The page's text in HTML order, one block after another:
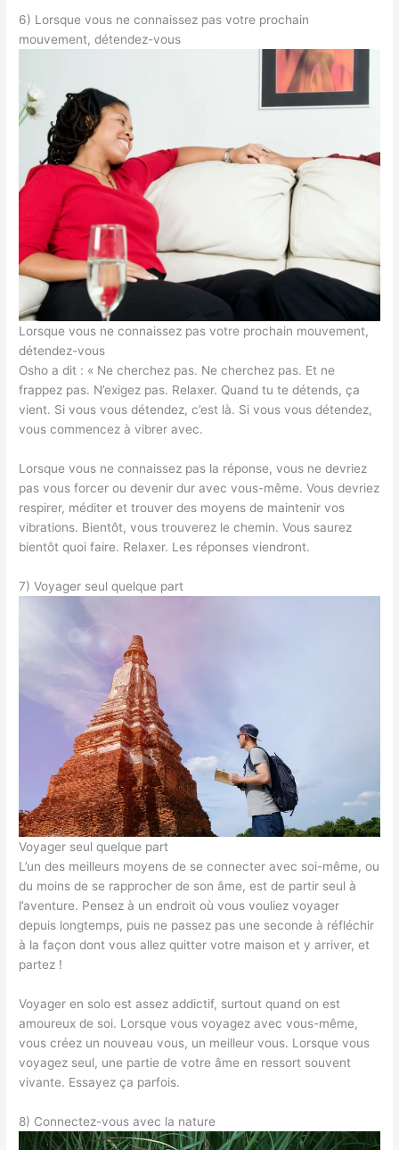
6) Lorsque vous ne connaissez pas votre prochain
mouvement, détendez-vous
Lorsque vous ne connaissez pas votre prochain mouvement,
détendez-vous
Osho a dit : « Ne cherchez pas. Ne cherchez pas. Et ne
frappez pas. N’exigez pas. Relaxer. Quand tu te détends, ça
vient. Si vous vous détendez, c’est là. Si vous vous détendez,
vous commencez à vibrer avec.
Lorsque vous ne connaissez pas la réponse, vous ne devriez
pas vous forcer ou devenir dur avec vous-même. Vous devriez
respirer, méditer et trouver des moyens de maintenir vos
vibrations. Bientôt, vous trouverez le chemin. Vous saurez
bientôt quoi faire. Relaxer. Les réponses viendront.
7) Voyager seul quelque part
Voyager seul quelque part
L’un des meilleurs moyens de se connecter avec soi-même, ou
du moins de se rapprocher de son âme, est de partir seul à
l’aventure. Pensez à un endroit où vous vouliez voyager
depuis longtemps, puis ne passez pas une seconde à réfléchir
à la façon dont vous allez quitter votre maison et y arriver, et
partez !
Voyager en solo est assez addictif, surtout quand on est
amoureux de soi. Lorsque vous voyagez avec vous-même,
vous créez un nouveau vous, un meilleur vous. Lorsque vous
voyagez seul, une partie de votre âme en ressort souvent
vivante. Essayez ça parfois.
8) Connectez-vous avec la nature